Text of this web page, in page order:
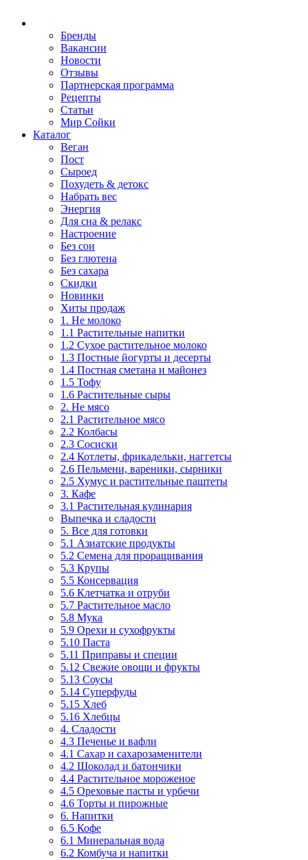
Бренды
Вакансии
Новости
Отзывы
Партнерская программа
Рецепты
Статьи
Мир Сойки
Каталог
Веган
Пост
Сыроед
Похудеть & детокс
Набрать вес
Энергия
Для сна & релакс
Настроение
Без сои
Без глютена
Без сахара
Скидки
Новинки
Хиты продаж
1. Не молоко
1.1 Растительные напитки
1.2 Сухое растительное молоко
1.3 Постные йогурты и десерты
1.4 Постная сметана и майонез
1.5 Тофу
1.6 Растительные сыры
2. Не мясо
2.1 Растительное мясо
2.2 Колбасы
2.3 Сосиски
2.4 Котлеты, фрикадельки, наггетсы
2.6 Пельмени, вареники, сырники
2.5 Хумус и растительные паштеты
3. Кафе
3.1 Растительная кулинария
Выпечка и сладости
5. Все для готовки
5.1 Азиатские продукты
5.2 Семена для проращивания
5.3 Крупы
5.5 Консервация
5.6 Клетчатка и отруби
5.7 Растительное масло
5.8 Мука
5.9 Орехи и сухофрукты
5.10 Паста
5.11 Приправы и специи
5.12 Свежие овощи и фрукты
5.13 Соусы
5.14 Суперфуды
5.15 Хлеб
5.16 Хлебцы
4. Сладости
4.3 Печенье и вафли
4.1 Сахар и сахарозаменители
4.2 Шоколад и батончики
4.4 Растительное мороженое
4.5 Ореховые пасты и урбечи
4.6 Торты и пирожные
6. Напитки
6.5 Кофе
6.1 Минеральная вода
6.2 Комбуча и напитки